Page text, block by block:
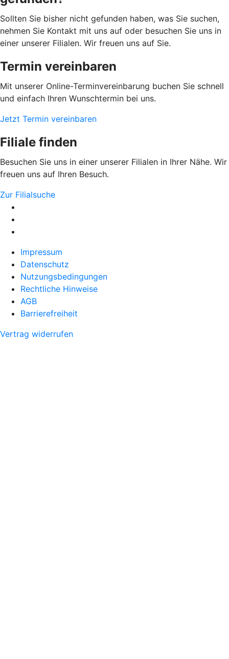
Sollten Sie bisher nicht gefunden haben, was Sie suchen,
nehmen Sie Kontakt mit uns auf oder besuchen Sie uns in
einer unserer Filialen. Wir freuen uns auf Sie.
Termin vereinbaren
Mit unserer Online-Terminvereinbarung buchen Sie schnell
und einfach Ihren Wunschtermin bei uns.
Jetzt Termin vereinbaren
Filiale finden
Besuchen Sie uns in einer unserer Filialen in Ihrer Nähe. Wir
freuen uns auf Ihren Besuch.
Zur Filialsuche
Impressum
Datenschutz
Nutzungsbedingungen
Rechtliche Hinweise
AGB
Barrierefreiheit
Vertrag widerrufen